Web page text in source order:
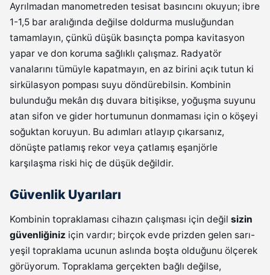
Ayrılmadan manometreden tesisat basıncını okuyun; ibre
1-1,5 bar aralığında değilse doldurma musluğundan
tamamlayın, çünkü düşük basınçta pompa kavitasyon
yapar ve don koruma sağlıklı çalışmaz. Radyatör
vanalarını tümüyle kapatmayın, en az birini açık tutun ki
sirkülasyon pompası suyu döndürebilsin. Kombinin
bulunduğu mekân dış duvara bitişikse, yoğuşma suyunu
atan sifon ve gider hortumunun donmaması için o köşeyi
soğuktan koruyun. Bu adımları atlayıp çıkarsanız,
dönüşte patlamış rekor veya çatlamış eşanjörle
karşılaşma riski hiç de düşük değildir.
Güvenlik Uyarıları
Kombinin topraklaması cihazın çalışması için değil sizin
güvenliğiniz için vardır; birçok evde prizden gelen sarı-
yeşil topraklama ucunun aslında boşta olduğunu ölçerek
görüyorum. Topraklama gerçekten bağlı değilse,